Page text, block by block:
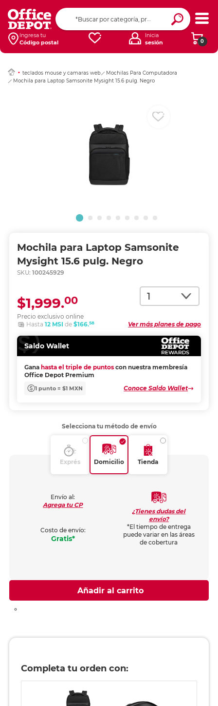
Ingresa tu
Código postal
0
Inicia
sesión
teclados mouse y camaras web
Mochilas Para Computadora
Mochila para Laptop Samsonite Mysight 15.6 pulg. Negro
Mochila para Laptop Samsonite
Mysight 15.6 pulg. Negro
SKU: 100245929
Cantidad
Precio exclusivo online
$1,999.00
Ver más planes de pago
Hasta 12 MSI de $166.58
Saldo Wallet
Gana hasta el triple de puntos con nuestra membresía
Office Depot Premium
1 punto = $1 MXN Conoce Saldo Wallet
Ingresar Codigo
Selecciona tu método de envío
Exprés Domicilio Tienda
Envío al:
Agrega tu CP
Costo de envío:
Gratis*
¿Tienes dudas del
envío?
*El tiempo de entrega
puede variar en las áreas
de cobertura
Añadir al carrito
Completa tu orden con: